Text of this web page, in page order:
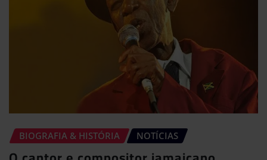
BIOGRAFIA & HISTÓRIA NOTÍCIAS